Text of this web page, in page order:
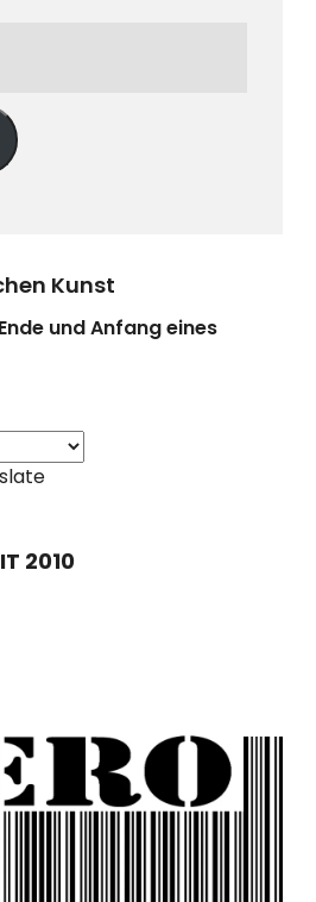
Kunst
und Anfang eines
2010